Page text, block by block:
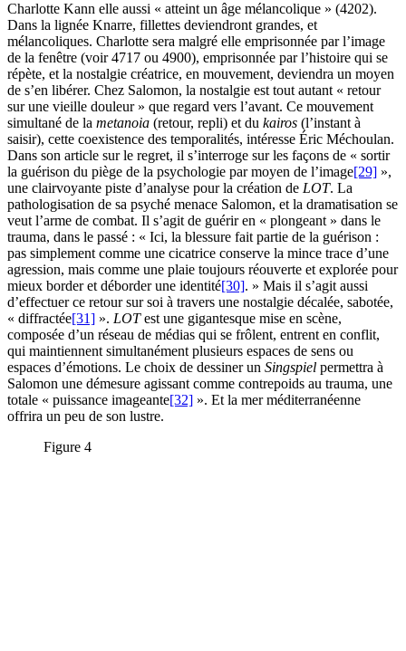
Charlotte Kann elle aussi « atteint un âge mélancolique » (4202).
Dans la lignée Knarre, fillettes deviendront grandes, et
mélancoliques. Charlotte sera malgré elle emprisonnée par l’image
de la fenêtre (voir 4717 ou 4900), emprisonnée par l’histoire qui se
répète, et la nostalgie créatrice, en mouvement, deviendra un moyen
de s’en libérer. Chez Salomon, la nostalgie est tout autant « retour
sur une vieille douleur » que regard vers l’avant. Ce mouvement
simultané de la metanoia (retour, repli) et du kairos (l’instant à
saisir), cette coexistence des temporalités, intéresse Éric Méchoulan.
Dans son article sur le regret, il s’interroge sur les façons de « sortir
la guérison du piège de la psychologie par moyen de l’image[29] »,
une clairvoyante piste d’analyse pour la création de LOT. La
pathologisation de sa psyché menace Salomon, et la dramatisation se
veut l’arme de combat. Il s’agit de guérir en « plongeant » dans le
trauma, dans le passé : « Ici, la blessure fait partie de la guérison :
pas simplement comme une cicatrice conserve la mince trace d’une
agression, mais comme une plaie toujours réouverte et explorée pour
mieux border et déborder une identité[30]. » Mais il s’agit aussi
d’effectuer ce retour sur soi à travers une nostalgie décalée, sabotée,
« diffractée[31] ». LOTest une gigantesque mise en scène,
composée d’un réseau de médias qui se frôlent, entrent en conflit,
qui maintiennent simultanément plusieurs espaces de sens ou
espaces d’émotions. Le choix de dessiner un Singspiel permettra à
Salomon une démesure agissant comme contrepoids au trauma, une
totale « puissance imageante[32] ». Et la mer méditerranéenne
offrira un peu de son lustre.
Figure 4